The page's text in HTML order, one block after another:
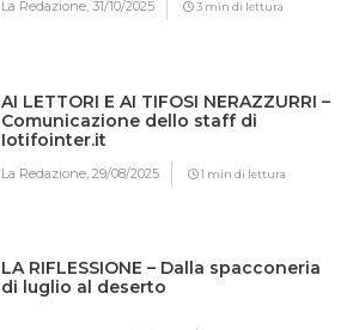
La Redazione,31/10/2025 3 min di lettura
AI LETTORI E AI TIFOSI NERAZZURRI –
Comunicazione dello staff di
Iotifointer.it
La Redazione,29/08/2025 1 min di lettura
LA RIFLESSIONE – Dalla spacconeria
di luglio al deserto